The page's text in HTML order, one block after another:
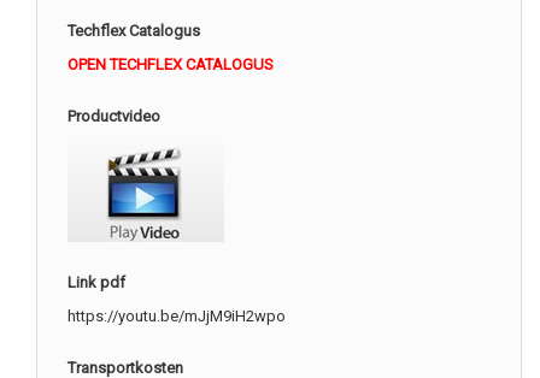
Techflex Catalogus
OPEN TECHFLEX CATALOGUS
Productvideo
Link pdf
https://youtu.be/mJjM9iH2wpo
Transportkosten